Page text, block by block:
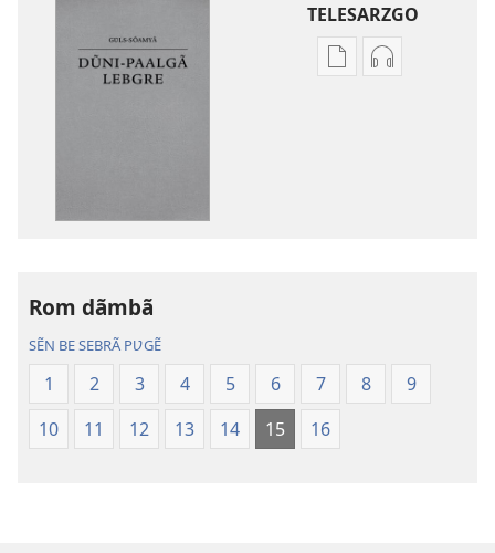
TELESARZGO
OptionsOptions
Rom dãmbã
SẼN BE SEBRÃ PƲGẼ
1 2 3 4 5 6 7 8
9
10
11 12 13 14 15 16